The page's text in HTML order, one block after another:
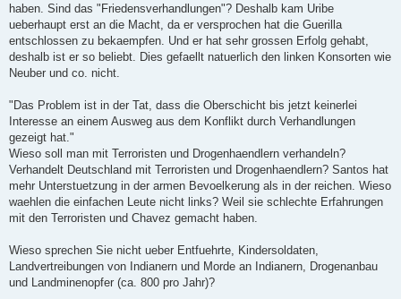
haben. Sind das "Friedensverhandlungen"? Deshalb kam Uribe
ueberhaupt erst an die Macht, da er versprochen hat die Guerilla
entschlossen zu bekaempfen. Und er hat sehr grossen Erfolg gehabt,
deshalb ist er so beliebt. Dies gefaellt natuerlich den linken Konsorten wie
Neuber und co. nicht.
"Das Problem ist in der Tat, dass die Oberschicht bis jetzt keinerlei
Interesse an einem Ausweg aus dem Konflikt durch Verhandlungen
gezeigt hat."
Wieso soll man mit Terroristen und Drogenhaendlern verhandeln?
Verhandelt Deutschland mit Terroristen und Drogenhaendlern? Santos hat
mehr Unterstuetzung in der armen Bevoelkerung als in der reichen. Wieso
waehlen die einfachen Leute nicht links? Weil sie schlechte Erfahrungen
mit den Terroristen und Chavez gemacht haben.
Wieso sprechen Sie nicht ueber Entfuehrte, Kindersoldaten,
Landvertreibungen von Indianern und Morde an Indianern, Drogenanbau
und Landminenopfer (ca. 800 pro Jahr)?